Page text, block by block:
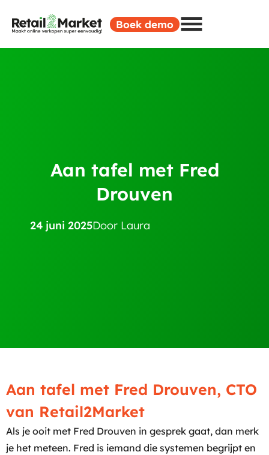
Boek demo
Aan tafel met Fred
Drouven
24 juni 2025Door Laura
Aan tafel met Fred Drouven, CTO
van Retail2Market
Als je ooit met Fred Drouven in gesprek gaat, dan merk
je het meteen. Fred is iemand die systemen begrijpt en